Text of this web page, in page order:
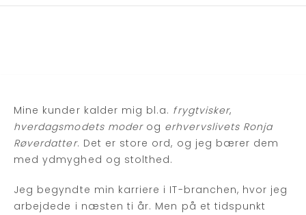
Mine kunder kalder mig bl.a. frygtvisker,
hverdagsmodets moderog erhvervslivets Ronja
Røverdatter. Det er store ord, og jeg bærer dem
med ydmyghed og stolthed.
Jeg begyndte min karriere i IT-branchen, hvor jeg
arbejdede i næsten ti år. Men på et tidspunkt